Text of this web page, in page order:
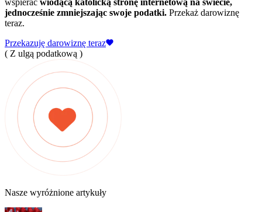
jednocześnie zmniejszając swoje podatki. Przekaż darowiznę
teraz.
Przekazuję darowiznę teraz
( Z ulgą podatkową )
Nasze wyróżnione artykuły